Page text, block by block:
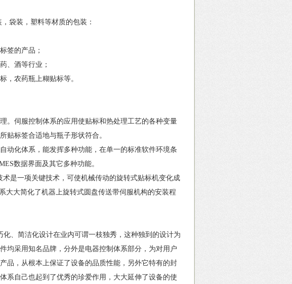
袋装，塑料等材质的包装：
签的产品；
、酒等行业；
农药瓶上糊贴标等。
伺服控制体系的应用使贴标和热处理工艺的各种变量
贴标签合适地与瓶子形状符合。
化体系，能发挥多种功能，在单一的标准软件环境条
数据界面及其它多种功能。
是一项关键技术，可使机械传动的旋转式贴标机变化成
大大简化了机器上旋转式圆盘传送带伺服机构的安装程
、简洁化设计在业内可谓一枝独秀，这种独到的设计为
均采用知名品牌，分外是电器控制体系部分，为对用户
品，从根本上保证了设备的品质性能，另外它特有的封
系自己也起到了优秀的珍爱作用，大大延伸了设备的使